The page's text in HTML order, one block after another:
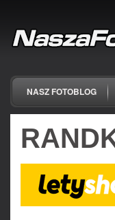
NASZ FOTOBLOG